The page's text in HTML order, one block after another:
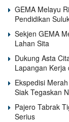
GEMA Melayu
Pendidikan
Sekjen GEMA
Lahan Sita
Dukung Asta
Lapangan Kerja
Ekspedisi
Siak Tegaskan
Pajero Tabrak
Serius